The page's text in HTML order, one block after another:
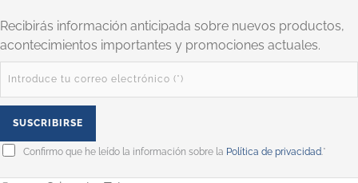
Recibirás información anticipada sobre nuevos productos,
acontecimientos importantes y promociones actuales.
Confirmo que he leído la información sobre la Política de privacidad .*